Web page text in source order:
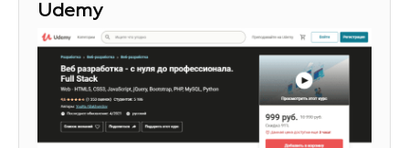
Udemy